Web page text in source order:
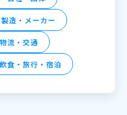
製造・メーカー
流・交通
飲食・旅行・宿泊